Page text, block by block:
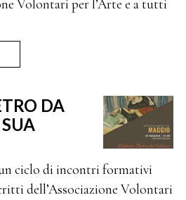
Volontari per l’Arte e a tutti
DA
ciclo di incontri formativi
dell’Associazione Volontari